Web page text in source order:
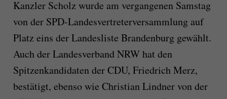
Kanzler Scholz wurde am vergangenen Samstag
von der SPD-Landesvertreterversammlung auf
Platz eins der Landesliste Brandenburg gewählt.
Auch der Landesverband NRW hat den
Spitzenkandidaten der CDU, Friedrich Merz,
bestätigt, ebenso wie Christian Lindner von der